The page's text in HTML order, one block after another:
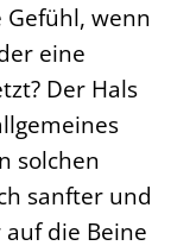
Gefühl, wenn
eine
Der Hals
solchen
sanfter und
die Beine